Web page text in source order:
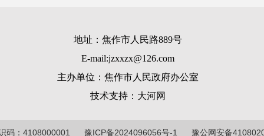
地址：焦作市人民路889号
E-mail:jzxxzx@126.com
主办单位：焦作市人民政府办公室
技术支持： 大河网
码：4108000001 豫ICP备2024096056号-1 豫公网安备